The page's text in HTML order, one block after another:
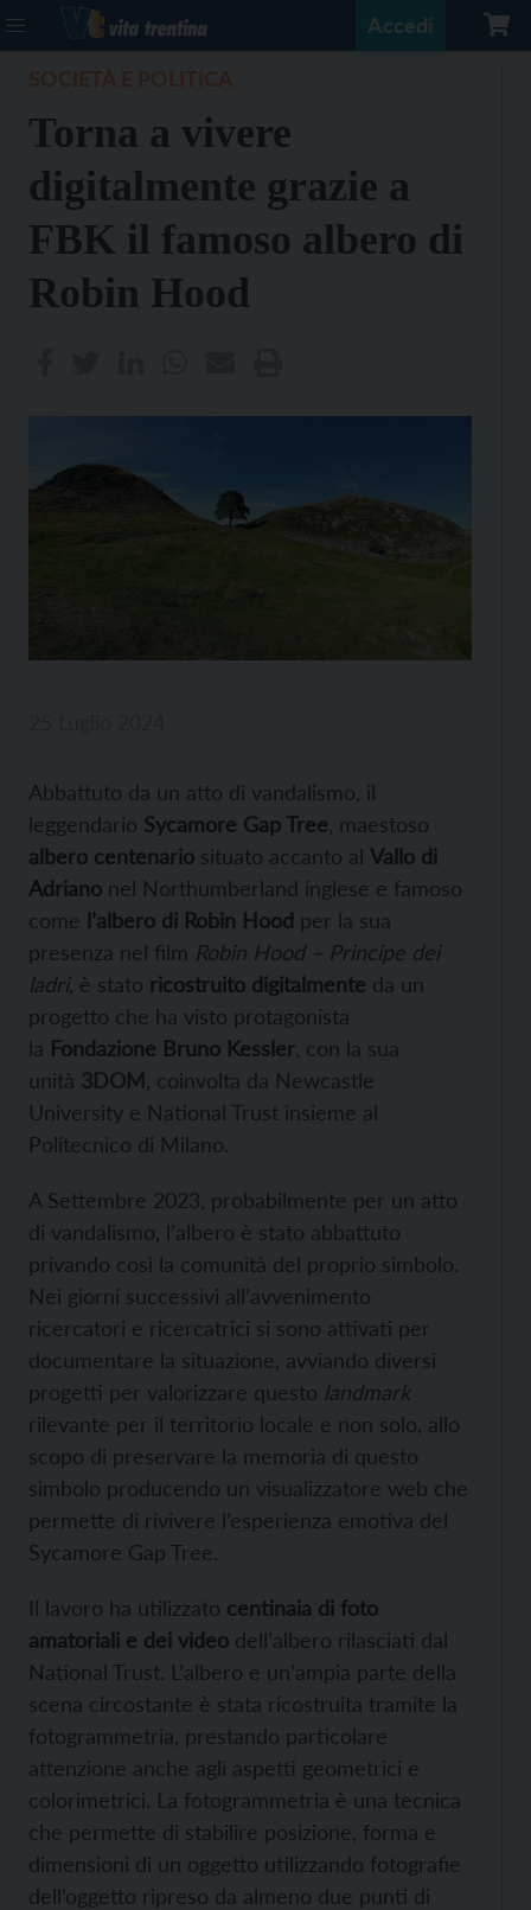
Accedi
Torna a vivere
digitalmente grazie a
FBK il famoso albero di
Robin Hood
Abbattuto da un atto di vandalismo, il
leggendario Sycamore Gap Tree , maestoso
albero centenario situato accanto al Vallo di
Adriano nel Northumberland inglese e famoso
come l’albero di Robin Hood per la sua
presenza nel film Robin Hood – Principe dei
ladri, è stato ricostruito digitalmente da un
progetto che ha visto protagonista
la Fondazione Bruno Kessler , con la sua
unità 3DOM , coinvolta da Newcastle
University e National Trust insieme al
Politecnico di Milano.
A Settembre 2023, probabilmente per un atto
di vandalismo, l’albero è stato abbattuto
privando così la comunità del proprio simbolo.
Nei giorni successivi all’avvenimento
ricercatori e ricercatrici si sono attivati per
documentare la situazione, avviando diversi
progetti per valorizzare questo landmark
rilevante per il territorio locale e non solo, allo
scopo di preservare la memoria di questo
simbolo producendo un visualizzatore web che
permette di rivivere l’esperienza emotiva del
Sycamore Gap Tree.
Il lavoro ha utilizzato centinaia di foto
amatoriali e dei video dell’albero rilasciati dal
National Trust. L’albero e un’ampia parte della
scena circostante è stata ricostruita tramite la
fotogrammetria, prestando particolare
attenzione anche agli aspetti geometrici e
colorimetrici. La fotogrammetria è una tecnica
che permette di stabilire posizione, forma e
dimensioni di un oggetto utilizzando fotografie
dell’oggetto ripreso da almeno due punti di